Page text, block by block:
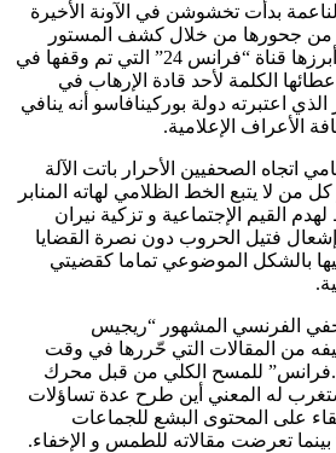
بدأت تخشوشن في الآونة الأخيرة
من جحورها من خلال كشف المستور
لعدة قنوات تلفزية,و لعل أبرزها قناة “فرانس 24” التي تم وقفها في
الكلمة لأحد قادة الإرهاب في
اعتبرته دولة بوركينافاسو أنه ينافي
الأعراف الإعلامية.
اتجاه الصحفيين الأحرار باتت الآلة
من لا يتبع الخط الظلامي لهاته المنابر
القيم الإجتماعية و تزكية نيران
فتيل الحروب دون نصرة القضايا
بالشكل الموضوعي تماما كقضيتي
الفرنسي المشهور “ريجيس
من المقالات التي حّررها في وقت
للمسح الكلي من قبل محرك
له المعني أين طرح عدة تساؤلات
على المحتوى البشع للجماعات
بينما تعرضت مقالاته للطمس و الإخفاء.